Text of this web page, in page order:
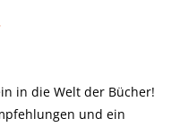
in die Welt der Bücher!
und ein